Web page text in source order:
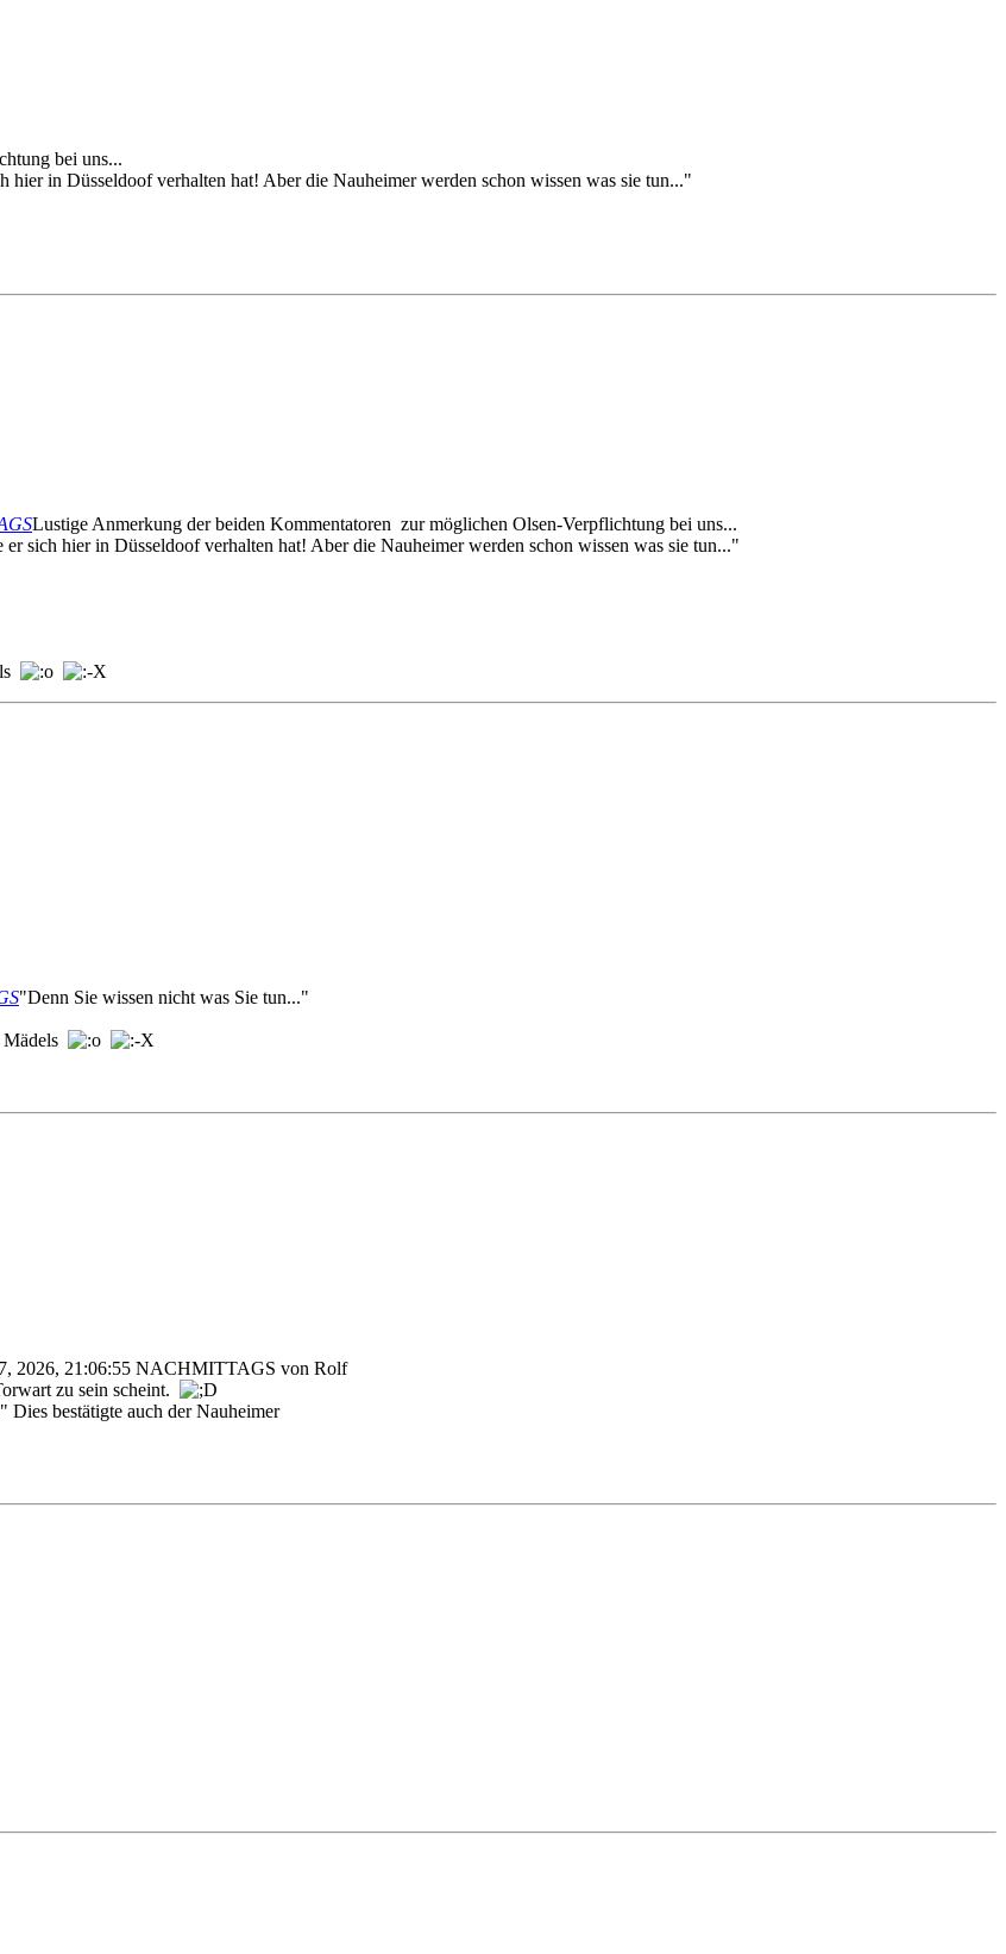
bei uns...
in Düsseldoof verhalten hat! Aber die Nauheimer werden schon wissen was sie tun..."
Lustige Anmerkung der beiden Kommentatoren zur möglichen Olsen-Verpflichtung bei uns...
sich hier in Düsseldoof verhalten hat! Aber die Nauheimer werden schon wissen was sie tun..."
"Denn Sie wissen nicht was Sie tun..."
2026, 21:06:55 NACHMITTAGS von Rolf
zu sein scheint.
Dies bestätigte auch der Nauheimer